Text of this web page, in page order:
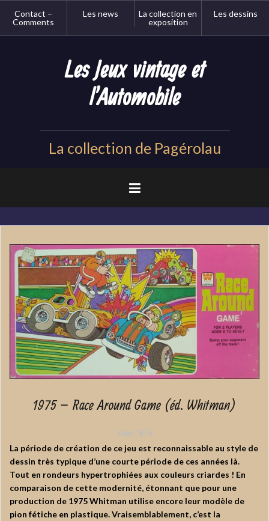
Contact –
Comments
Les news
La collection en
exposition
Les dessins
Les Jeux vintage et
l'Automobile
La collection de Pagérolau
1975 – Race Around Game (éd. Whitman)
Vues : 876
La période de création de ce jeu est reconnaissable au style de
dessin très typique d’une courte période de ces années là.
Tout en rondeurs hypertrophiées aux couleurs criardes ! En
comparaison de cette modernité, étonnant que pour une
production de 1975 Whitman utilise encore leur modèle de
pion fétiche en plastique. Vraisemblablement, c’est la